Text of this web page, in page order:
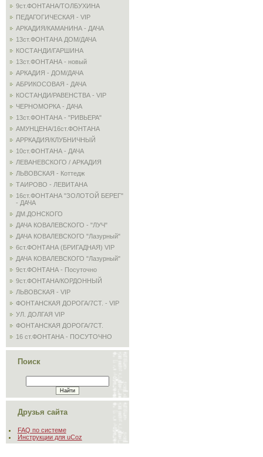
9ст.ФОНТАНА/ТОЛБУХИНА
ПЕДАГОГИЧЕСКАЯ - VIP
АРКАДИЯ/КАМАНИНА - ДАЧА
13ст.ФОНТАНА ДОМ/ДАЧА
КОСТАНДИ/ГАРШИНА
13ст.ФОНТАНА - новый
АРКАДИЯ - ДОМ/ДАЧА
АБРИКОСОВАЯ - ДАЧА
КОСТАНДИ/РАВЕНСТВА - VIP
ЧЕРНОМОРКА - ДАЧА
13ст.ФОНТАНА - "РИВЬЕРА"
АМУНЦЕНА/16ст.ФОНТАНА
АРРКАДИЯ/КЛУБНИЧНЫЙ
10ст.ФОНТАНА - ДАЧА
ЛЕВАНЕВСКОГО / АРКАДИЯ
ЛЬВОВСКАЯ - Коттедж
ТАИРОВО - ЛЕВИТАНА
16ст.ФОНТАНА "ЗОЛОТОЙ БЕРЕГ"
- ДАЧА
ДМ.ДОНСКОГО
ДАЧА КОВАЛЕВСКОГО - "ЛУЧ"
ДАЧА КОВАЛЕВСКОГО "Лазурный"
6ст.ФОНТАНА (БРИГАДНАЯ) VIP
ДАЧА КОВАЛЕВСКОГО "Лазурный"
9ст.ФОНТАНА - Посуточно
9ст.ФОНТАНА/КОРДОННЫЙ
ЛЬВОВСКАЯ - VIP
ФОНТАНСКАЯ ДОРОГА/7СТ. - VIP
УЛ. ДОЛГАЯ VIP
ФОНТАНСКАЯ ДОРОГА/7СТ.
16 ст.ФОНТАНА - ПОСУТОЧНО
Поиск
Друзья сайта
FAQ по системе
Инструкции для uCoz